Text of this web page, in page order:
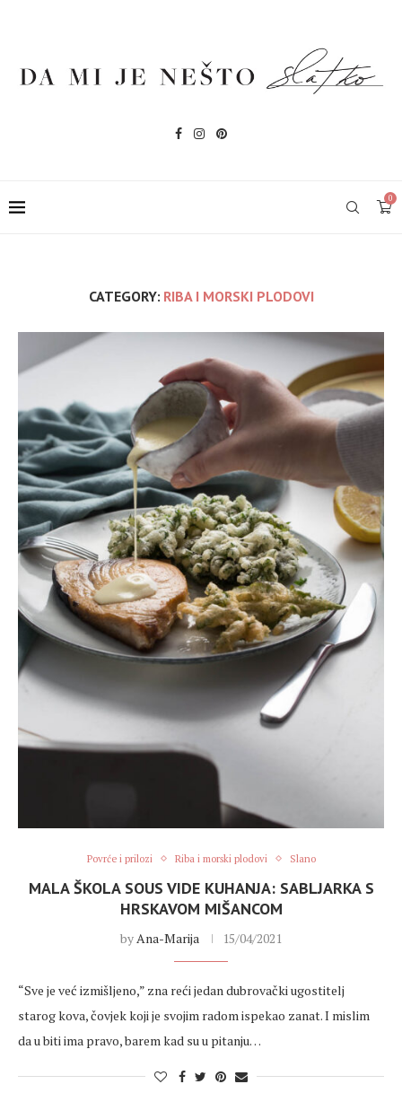
0
CATEGORY: RIBA I MORSKI PLODOVI
Povrće i prilozi Riba i morski plodovi Slano
MALA ŠKOLA SOUS VIDE KUHANJA: SABLJARKA S
HRSKAVOM MIŠANCOM
byAna-Marija 15/04/2021
“Sve je već izmišljeno,” zna reći jedan dubrovački ugostitelj
starog kova, čovjek koji je svojim radom ispekao zanat. I mislim
da u biti ima pravo, barem kad su u pitanju…